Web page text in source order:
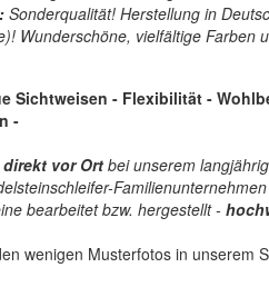
Sonderqualität! Herstellung in
Wunderschöne, vielfältige
Sichtweisen - Flexibilität -
-
direkt vor Ortbei unserem
bearbeitet bzw. hergestellt -
wenigen Musterfotos in unserem